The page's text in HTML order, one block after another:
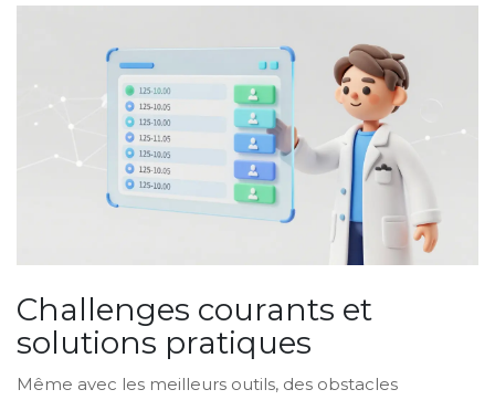
Challenges courants et
solutions pratiques
Même avec les meilleurs outils, des obstacles